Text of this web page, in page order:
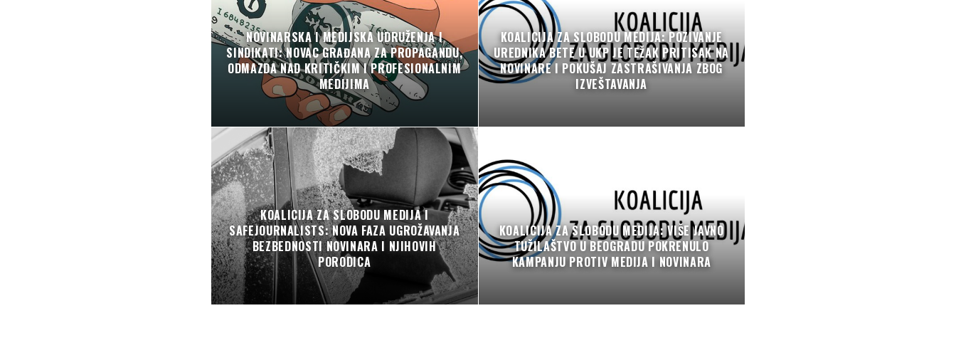
NOVINARSKA I MEDIJSKA UDRUŽENJA I
SINDIKATI: NOVAC GRAĐANA ZA PROPAGANDU,
ODMAZDA NAD KRITIČKIM I PROFESIONALNIM
MEDIJIMA
KOALICIJA ZA SLOBODU MEDIJA: POZIVANJE
UREDNIKA BETE U UKP JE TEŽAK PRITISAK NA
NOVINARE I POKUŠAJ ZASTRAŠIVANJA ZBOG
IZVEŠTAVANJA
KOALICIJA ZA SLOBODU MEDIJA I
SAFEJOURNALISTS: NOVA FAZA UGROŽAVANJA
BEZBEDNOSTI NOVINARA I NJIHOVIH
PORODICA
KOALICIJA ZA SLOBODU MEDIJA: VIŠE JAVNO
TUŽILAŠTVO U BEOGRADU POKRENULO
KAMPANJU PROTIV MEDIJA I NOVINARA